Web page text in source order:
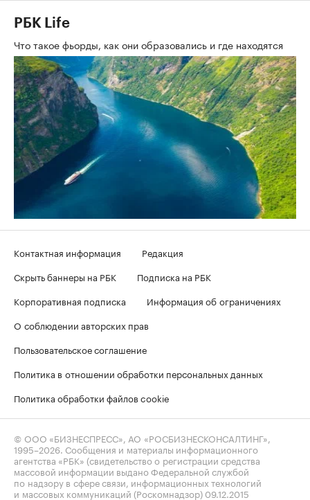
РБК Life
Что такое фьорды, как они образовались и где находятся
Контактная информация
Редакция
Скрыть баннеры на РБК
Подписка на РБК
Корпоративная подписка
Информация об ограничениях
О соблюдении авторских прав
Пользовательское соглашение
Политика в отношении обработки персональных данных
Политика обработки файлов cookie
© ООО «БИЗНЕСПРЕСС», АО «РОСБИЗНЕСКОНСАЛТИНГ»,
1995–2026. Сообщения и материалы информационного
агентства «РБК» (свидетельство о регистрации средства
массовой информации выдано Федеральной службой
по надзору в сфере связи, информационных технологий
и массовых коммуникаций (Роскомнадзор) 09.12.2015